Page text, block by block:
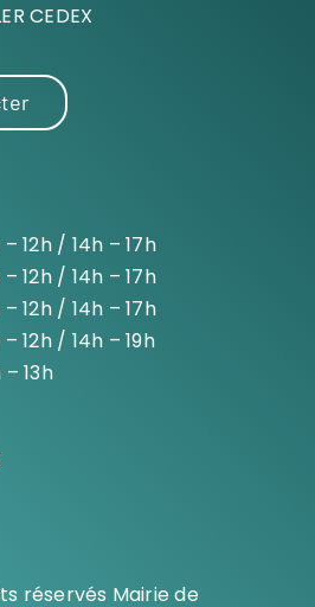
CEDEX
12h / 14h – 17h
12h / 14h – 17h
12h / 14h – 17h
12h / 14h – 19h
13h
réservés Mairie de